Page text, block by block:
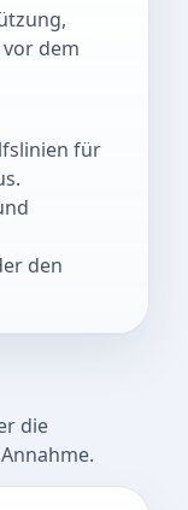
dem
für
den
die